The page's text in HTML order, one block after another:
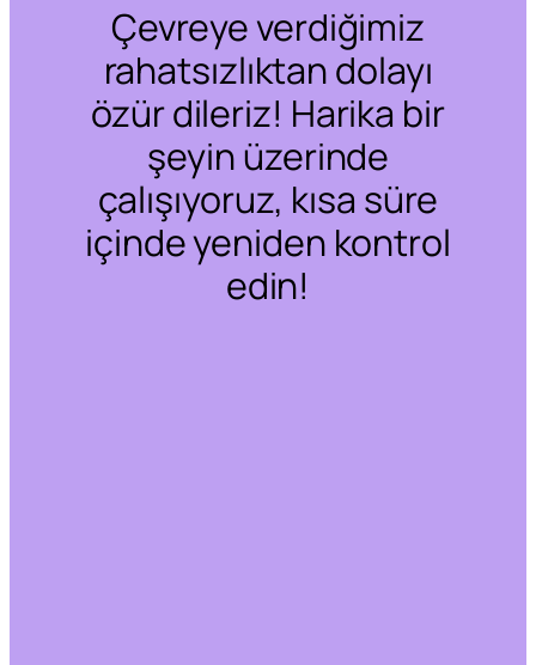
Çevreye verdiğimiz
rahatsızlıktan dolayı
özür dileriz! Harika bir
şeyin üzerinde
çalışıyoruz, kısa süre
içinde yeniden kontrol
edin!